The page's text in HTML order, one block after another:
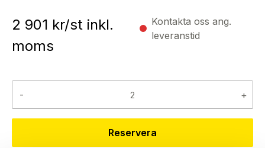
2 901 kr/st inkl.
moms
Kontakta oss ang.
leveranstid
- +
Reservera